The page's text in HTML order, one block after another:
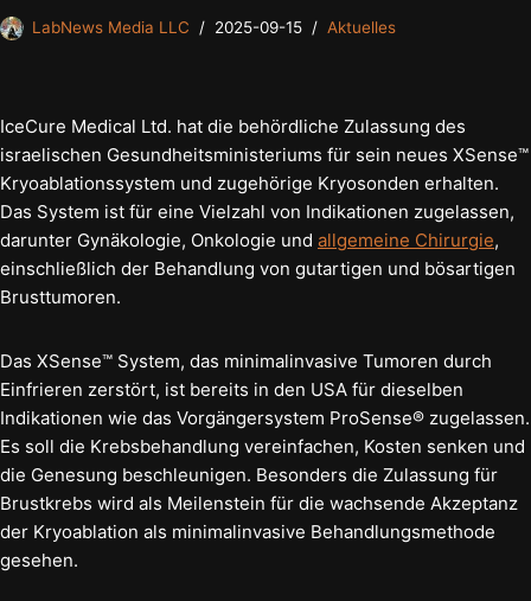
LabNews Media LLC 2025-09-15 Aktuelles
IceCure Medical Ltd. hat die behördliche Zulassung des
israelischen Gesundheitsministeriums für sein neues XSense™
Kryoablationssystem und zugehörige Kryosonden erhalten.
Das System ist für eine Vielzahl von Indikationen zugelassen,
darunter Gynäkologie, Onkologie und allgemeine Chirurgie,
einschließlich der Behandlung von gutartigen und bösartigen
Brusttumoren.
Das XSense™ System, das minimalinvasive Tumoren durch
Einfrieren zerstört, ist bereits in den USA für dieselben
Indikationen wie das Vorgängersystem ProSense® zugelassen.
Es soll die Krebsbehandlung vereinfachen, Kosten senken und
die Genesung beschleunigen. Besonders die Zulassung für
Brustkrebs wird als Meilenstein für die wachsende Akzeptanz
der Kryoablation als minimalinvasive Behandlungsmethode
gesehen.